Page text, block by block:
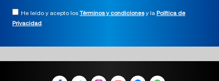
He leído y acepto los Términos y condicionesy la Política de
Privacidad.